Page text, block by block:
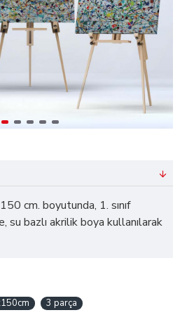
cm. boyutunda, 1. sınıf
su bazlı akrilik boya kullanılarak
3 parça